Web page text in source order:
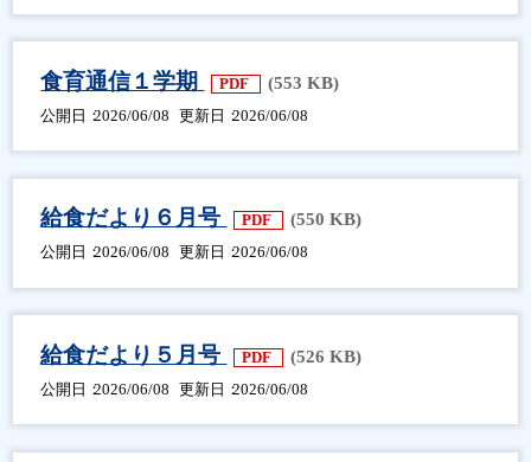
食育通信１学期 PDF (553 KB)
公開日 2026/06/08 更新日 2026/06/08
給食だより６月号 PDF (550 KB)
公開日 2026/06/08 更新日 2026/06/08
給食だより５月号 PDF (526 KB)
公開日 2026/06/08 更新日 2026/06/08